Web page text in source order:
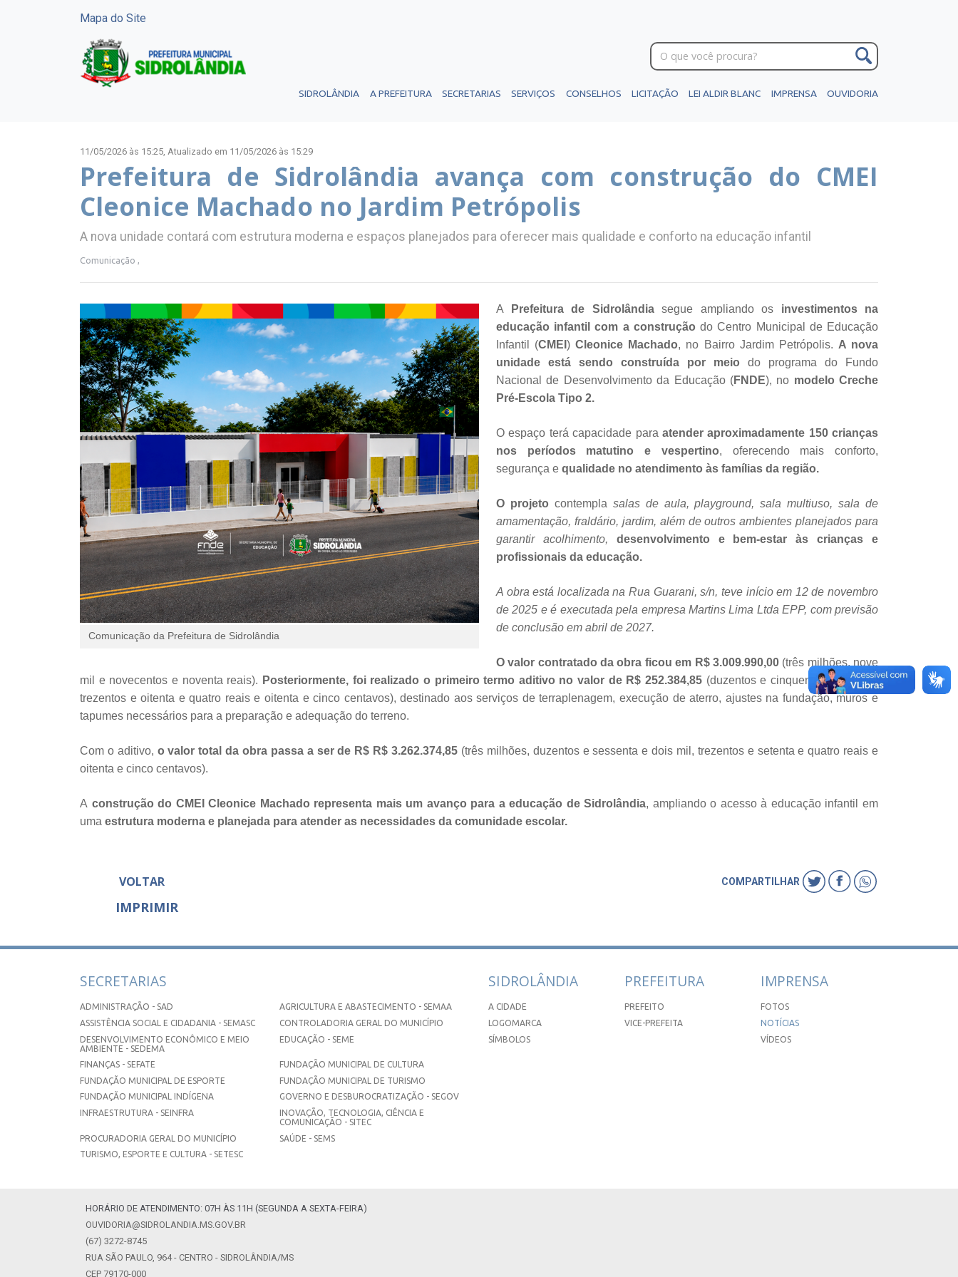
Mapa do Site
SIDROLÂNDIA A PREFEITURA SECRETARIAS SERVIÇOS CONSELHOS LICITAÇÃO LEI ALDIR BLANC IMPRENSA OUVIDORIA
11/05/2026 às 15:25, Atualizado em 11/05/2026 às 15:29
Prefeitura de Sidrolândia avança com construção do CMEI
Cleonice Machado no Jardim Petrópolis
A nova unidade contará com estrutura moderna e espaços planejados para oferecer mais qualidade e conforto na educação infantil
Comunicação ,
Comunicação da Prefeitura de Sidrolândia
A Prefeitura de Sidrolândiasegue ampliando os investimentos na
educação infantil com a construçãodo Centro Municipal de Educação
Infantil (CMEI)Cleonice Machado, no Bairro Jardim Petrópolis. A nova
unidade está sendo construída por meio do programa do Fundo
Nacional de Desenvolvimento da Educação (FNDE), no modelo Creche
Pré-Escola Tipo 2.
O espaço terá capacidade para atender aproximadamente 150 crianças
nos períodos matutino e vespertino, oferecendo mais conforto,
segurança e qualidade no atendimento às famílias da região.
O projeto contempla salas de aula, playground, sala multiuso, sala de
amamentação, fraldário, jardim, além de outros ambientes planejados para
garantir acolhimento, desenvolvimento e bem-estar às crianças e
profissionais da educação.
A obra está localizada na Rua Guarani, s/n, teve início em 12 de novembro
de 2025 e é executada pela empresa Martins Lima Ltda EPP, com previsão
de conclusão em abril de 2027.
O valor contratado da obra ficou em R$ 3.009.990,00(três milhões, nove
mil e novecentos e noventa reais). Posteriormente, foi realizado o primeiro termo aditivo no valor de R$ 252.384,85 (duzentos e cinquenta e dois mil,
trezentos e oitenta e quatro reais e oitenta e cinco centavos), destinado aos serviços de terraplenagem, execução de aterro, ajustes na fundação, muros e
tapumes necessários para a preparação e adequação do terreno.
Com o aditivo, o valor total da obra passa a ser de R$ R$ 3.262.374,85 (três milhões, duzentos e sessenta e dois mil, trezentos e setenta e quatro reais e
oitenta e cinco centavos).
A construção do CMEI Cleonice Machado representa mais um avanço para a educação de Sidrolândia, ampliando o acesso à educação infantil em
uma estrutura moderna e planejada para atender as necessidades da comunidade escolar.
VOLTAR
IMPRIMIR
COMPARTILHAR
SECRETARIAS
ADMINISTRAÇÃO - SAD
AGRICULTURA E ABASTECIMENTO - SEMAA
ASSISTÊNCIA SOCIAL E CIDADANIA - SEMASC
CONTROLADORIA GERAL DO MUNICÍPIO
DESENVOLVIMENTO ECONÔMICO E MEIO
AMBIENTE - SEDEMA
EDUCAÇÃO - SEME
FINANÇAS - SEFATE
FUNDAÇÃO MUNICIPAL DE CULTURA
FUNDAÇÃO MUNICIPAL DE ESPORTE
FUNDAÇÃO MUNICIPAL DE TURISMO
FUNDAÇÃO MUNICIPAL INDÍGENA
GOVERNO E DESBUROCRATIZAÇÃO - SEGOV
INFRAESTRUTURA - SEINFRA
INOVAÇÃO, TECNOLOGIA, CIÊNCIA E
COMUNICAÇÃO - SITEC
PROCURADORIA GERAL DO MUNICÍPIO
SAÚDE - SEMS
TURISMO, ESPORTE E CULTURA - SETESC
SIDROLÂNDIA
A CIDADE
LOGOMARCA
SÍMBOLOS
PREFEITURA
PREFEITO
VICE-PREFEITA
IMPRENSA
FOTOS
NOTÍCIAS
VÍDEOS
HORÁRIO DE ATENDIMENTO: 07H ÀS 11H (SEGUNDA A SEXTA-FEIRA)
OUVIDORIA@SIDROLANDIA.MS.GOV.BR
(67) 3272-8745
RUA SÃO PAULO, 964 - CENTRO - SIDROLÂNDIA/MS
CEP 79170-000